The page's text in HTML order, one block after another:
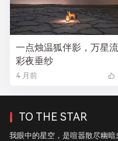
一点烛温狐伴影，万星流
彩夜垂纱
4 月前
TO THE STAR
我眼中的星空，是喧嚣散尽幽